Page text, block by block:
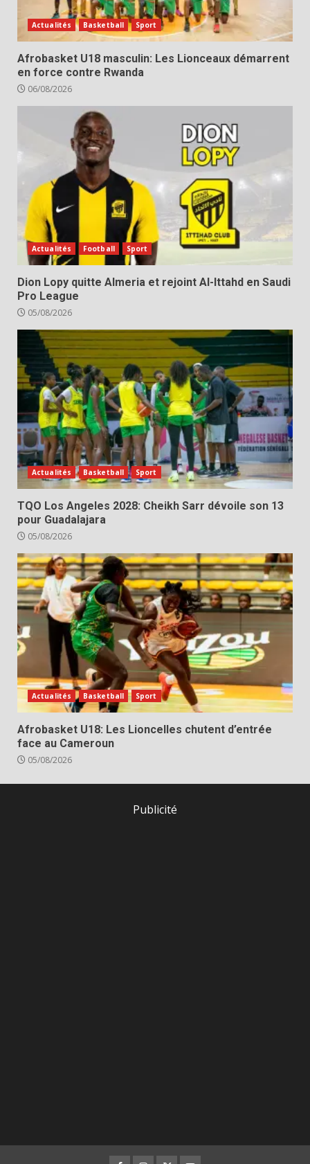
Actualités Basketball Sport
Afrobasket U18 masculin: Les Lionceaux démarrent
en force contre Rwanda
06/08/2026
Actualités Football Sport
Dion Lopy quitte Almeria et rejoint Al-Ittahd en Saudi
Pro League
05/08/2026
Actualités Basketball Sport
TQO Los Angeles 2028: Cheikh Sarr dévoile son 13
pour Guadalajara
05/08/2026
Actualités Basketball Sport
Afrobasket U18: Les Lioncelles chutent d’entrée
face au Cameroun
05/08/2026
Publicité